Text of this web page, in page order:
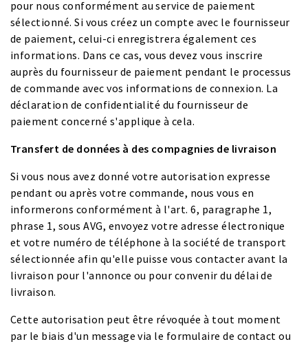
pour nous conformément au service de paiement
sélectionné. Si vous créez un compte avec le fournisseur
de paiement, celui-ci enregistrera également ces
informations. Dans ce cas, vous devez vous inscrire
auprès du fournisseur de paiement pendant le processus
de commande avec vos informations de connexion. La
déclaration de confidentialité du fournisseur de
paiement concerné s'applique à cela.
Transfert de données à des compagnies de livraison
Si vous nous avez donné votre autorisation expresse
pendant ou après votre commande, nous vous en
informerons conformément à l'art. 6, paragraphe 1,
phrase 1, sous AVG, envoyez votre adresse électronique
et votre numéro de téléphone à la société de transport
sélectionnée afin qu'elle puisse vous contacter avant la
livraison pour l'annonce ou pour convenir du délai de
livraison.
Cette autorisation peut être révoquée à tout moment
par le biais d'un message via le formulaire de contact ou